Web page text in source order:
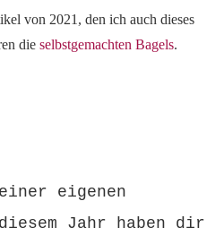
von 2021, den ich auch dieses
die selbstgemachten Bagels.
eigenen
Jahr haben dir